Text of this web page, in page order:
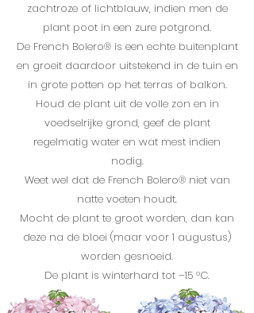
zachtroze of lichtblauw, indien men de
plant poot in een zure potgrond.
De French Bolero® is een echte buitenplant
en groeit daardoor uitstekend in de tuin en
in grote potten op het terras of balkon.
Houd de plant uit de volle zon en in
voedselrijke grond, geef de plant
regelmatig water en wat mest indien
nodig.
Weet wel dat de French Bolero® niet van
natte voeten houdt.
Mocht de plant te groot worden, dan kan
deze na de bloei (maar voor 1 augustus)
worden gesnoeid.
De plant is winterhard tot –15 °C.